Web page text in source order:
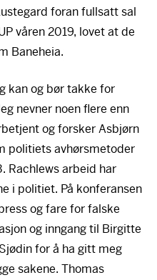
foran fullsatt sal
våren 2019, lovet at de
Baneheia.
kan og bør takke for
nevner noen flere enn
og forsker Asbjørn
politiets avhørsmetoder
Rachlews arbeid har
i politiet. På konferansen
og fare for falske
og inngang til Birgitte
for å ha gitt meg
sakene. Thomas